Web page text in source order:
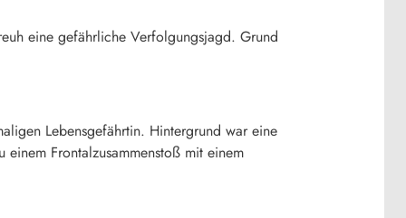
eine gefährliche Verfolgungsjagd. Grund
Lebensgefährtin. Hintergrund war eine
Frontalzusammenstoß mit einem